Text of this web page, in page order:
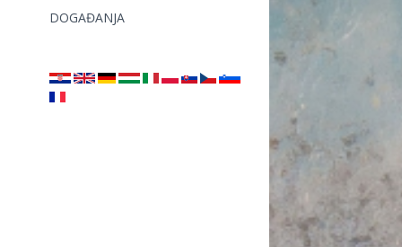
DOGAĐANJA